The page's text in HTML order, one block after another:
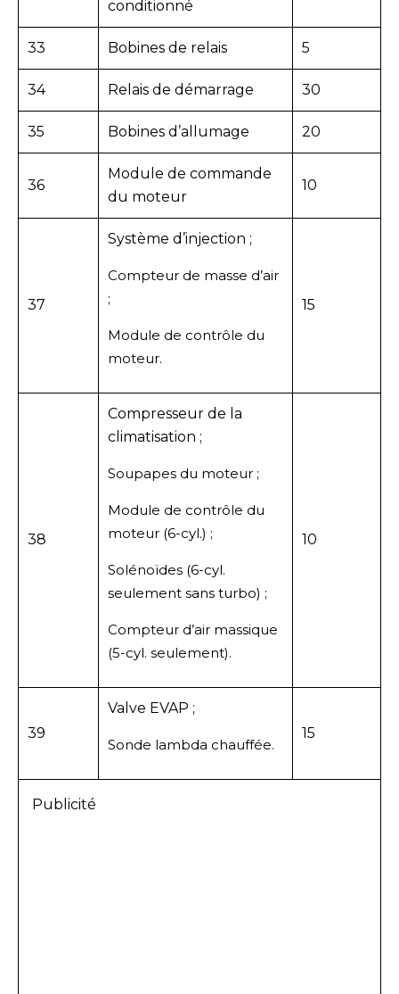
conditionné
33 Bobines de relais 5
34 Relais de démarrage 30
35 Bobines d’allumage 20
36
Module de commande
du moteur
10
37
Système d’injection ;
Compteur de masse d’air
;
Module de contrôle du
moteur.
15
38
Compresseur de la
climatisation ;
Soupapes du moteur ;
Module de contrôle du
moteur (6-cyl.) ;
Solénoïdes (6-cyl.
seulement sans turbo) ;
Compteur d’air massique
(5-cyl. seulement).
10
39
Valve EVAP ;
Sonde lambda chauffée.
15
Publicité